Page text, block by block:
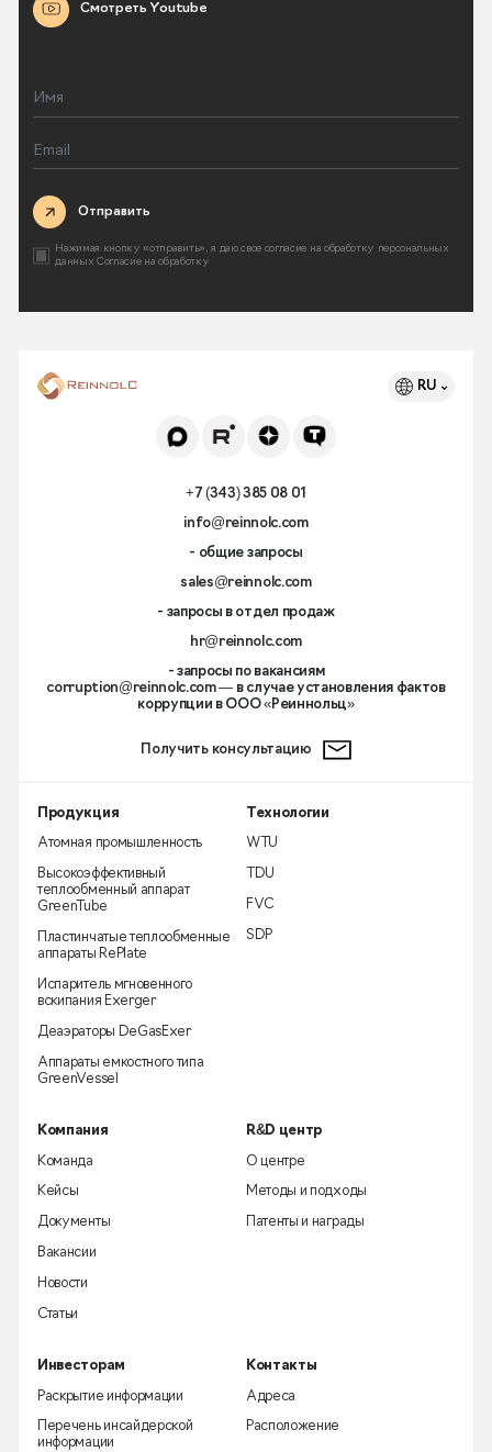
Смотреть Youtube
Отправить
Нажимая кнопку «отправить», я даю свое согласие на обработку персональных
данных Согласие на обработку
RU
+7 (343) 385 08 01
info@reinnolc.com
- общие запросы
sales@reinnolc.com
- запросы в отдел продаж
hr@reinnolc.com
- запросы по вакансиям
corruption@reinnolc.com— в случае установления фактов
коррупции в ООО «Реиннольц»
Получить консультацию
Продукция
Атомная промышленность
Высокоэффективный
теплообменный аппарат
GreenTube
Пластинчатые теплообменные
аппараты RePlate
Испаритель мгновенного
вскипания Exerger
Деаэраторы DeGasExer
Аппараты емкостного типа
GreenVessel
Технологии
WTU
TDU
FVC
SDP
Компания
Команда
Кейсы
Документы
Вакансии
Новости
Статьи
R&D центр
О центре
Методы и подходы
Патенты и награды
Инвесторам
Раскрытие информации
Перечень инсайдерской
информации
Контакты
Адреса
Расположение